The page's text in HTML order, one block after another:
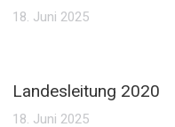
18. Juni 2025
Landesleitung 2020
18. Juni 2025